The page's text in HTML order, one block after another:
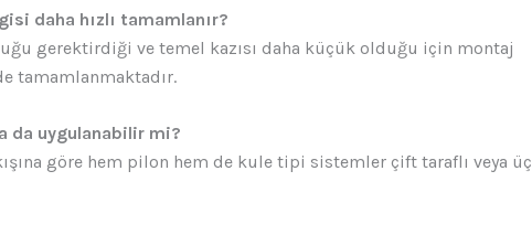
daha hızlı tamamlanır?
gerektirdiği ve temel kazısı daha küçük olduğu için montaj
tamamlanmaktadır.
da uygulanabilir mi?
göre hem pilon hem de kule tipi sistemler çift taraflı veya üç